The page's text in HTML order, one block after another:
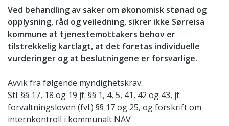
Ved behandling av saker om økonomisk stønad og
opplysning, råd og veiledning, sikrer ikke Sørreisa
kommune at tjenestemottakers behov er
tilstrekkelig kartlagt, at det foretas individuelle
vurderinger og at beslutningene er forsvarlige.
Avvik fra følgende myndighetskrav:
Stl. §§ 17, 18 og 19 jf. §§ 1, 4, 5, 41, 42 og 43, jf.
forvaltningsloven (fvl.) §§ 17 og 25, og forskrift om
internkontroll i kommunalt NAV